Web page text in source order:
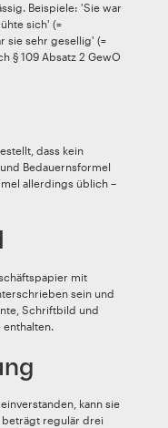
Beispiele: 'Sie war
sich' (=
sie sehr gesellig' (=
§ 109 Absatz 2 GewO
dass kein
Bedauernsformel
allerdings üblich –
mit
sein und
Schriftbild und
enthalten.
kann sie
beträgt regulär drei